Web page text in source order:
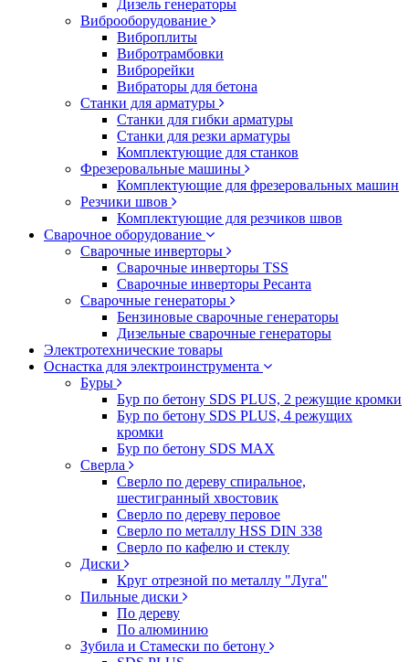
Дизель генераторы
Виброоборудование
Виброплиты
Вибротрамбовки
Виброрейки
Вибраторы для бетона
Станки для арматуры
Станки для гибки арматуры
Станки для резки арматуры
Комплектующие для станков
Фрезеровальные машины
Комплектующие для фрезеровальных машин
Резчики швов
Комплектующие для резчиков швов
Сварочное оборудование
Сварочные инверторы
Сварочные инверторы TSS
Сварочные инверторы Ресанта
Сварочные генераторы
Бензиновые сварочные генераторы
Дизельные сварочные генераторы
Электротехнические товары
Оснастка для электроинструмента
Буры
Бур по бетону SDS PLUS, 2 режущие кромки
Бур по бетону SDS PLUS, 4 режущих
кромки
Бур по бетону SDS MAX
Сверла
Сверло по дереву спиральное,
шестигранный хвостовик
Сверло по дереву перовое
Сверло по металлу HSS DIN 338
Сверло по кафелю и стеклу
Диски
Круг отрезной по металлу "Луга"
Пильные диски
По дереву
По алюминию
Зубила и Стамески по бетону